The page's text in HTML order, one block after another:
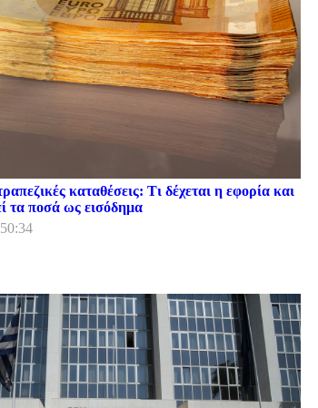
καταθέσεις: Τι δέχεται η εφορία και
τα ποσά ως εισόδημα